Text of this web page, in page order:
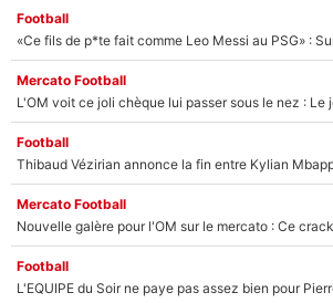
Football
Mercato Football
Football
Mercato Football
Football